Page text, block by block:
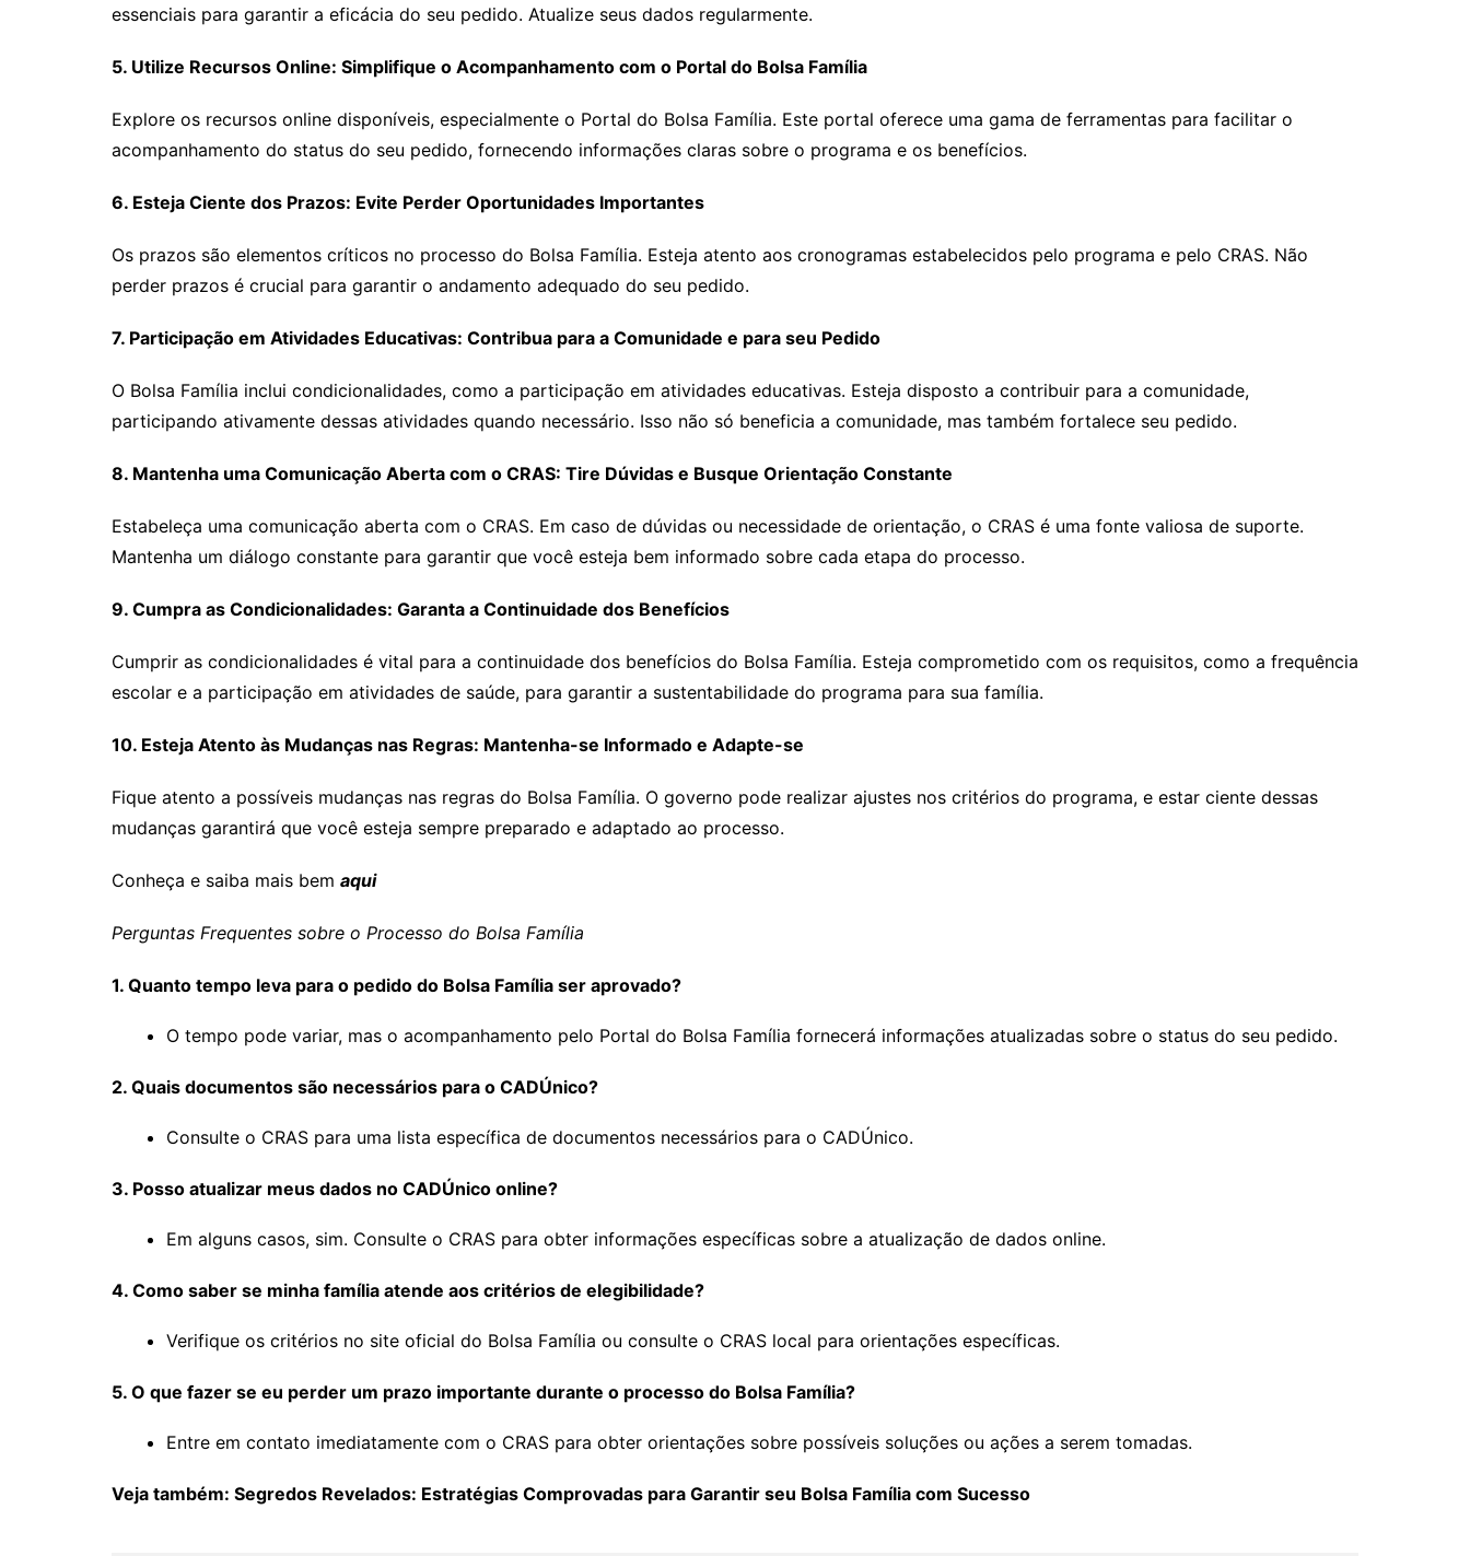
essenciais para garantir a eficácia do seu pedido. Atualize seus dados regularmente.
5. Utilize Recursos Online: Simplifique o Acompanhamento com o Portal do Bolsa Família
Explore os recursos online disponíveis, especialmente o Portal do Bolsa Família. Este portal oferece uma gama de ferramentas para facilitar o
acompanhamento do status do seu pedido, fornecendo informações claras sobre o programa e os benefícios.
6. Esteja Ciente dos Prazos: Evite Perder Oportunidades Importantes
Os prazos são elementos críticos no processo do Bolsa Família. Esteja atento aos cronogramas estabelecidos pelo programa e pelo CRAS. Não
perder prazos é crucial para garantir o andamento adequado do seu pedido.
7. Participação em Atividades Educativas: Contribua para a Comunidade e para seu Pedido
O Bolsa Família inclui condicionalidades, como a participação em atividades educativas. Esteja disposto a contribuir para a comunidade,
participando ativamente dessas atividades quando necessário. Isso não só beneficia a comunidade, mas também fortalece seu pedido.
8. Mantenha uma Comunicação Aberta com o CRAS: Tire Dúvidas e Busque Orientação Constante
Estabeleça uma comunicação aberta com o CRAS. Em caso de dúvidas ou necessidade de orientação, o CRAS é uma fonte valiosa de suporte.
Mantenha um diálogo constante para garantir que você esteja bem informado sobre cada etapa do processo.
9. Cumpra as Condicionalidades: Garanta a Continuidade dos Benefícios
Cumprir as condicionalidades é vital para a continuidade dos benefícios do Bolsa Família. Esteja comprometido com os requisitos, como a frequência
escolar e a participação em atividades de saúde, para garantir a sustentabilidade do programa para sua família.
10. Esteja Atento às Mudanças nas Regras: Mantenha-se Informado e Adapte-se
Fique atento a possíveis mudanças nas regras do Bolsa Família. O governo pode realizar ajustes nos critérios do programa, e estar ciente dessas
mudanças garantirá que você esteja sempre preparado e adaptado ao processo.
Conheça e saiba mais bem aqui
Perguntas Frequentes sobre o Processo do Bolsa Família
1. Quanto tempo leva para o pedido do Bolsa Família ser aprovado?
O tempo pode variar, mas o acompanhamento pelo Portal do Bolsa Família fornecerá informações atualizadas sobre o status do seu pedido.
2. Quais documentos são necessários para o CADÚnico?
Consulte o CRAS para uma lista específica de documentos necessários para o CADÚnico.
3. Posso atualizar meus dados no CADÚnico online?
Em alguns casos, sim. Consulte o CRAS para obter informações específicas sobre a atualização de dados online.
4. Como saber se minha família atende aos critérios de elegibilidade?
Verifique os critérios no site oficial do Bolsa Família ou consulte o CRAS local para orientações específicas.
5. O que fazer se eu perder um prazo importante durante o processo do Bolsa Família?
Entre em contato imediatamente com o CRAS para obter orientações sobre possíveis soluções ou ações a serem tomadas.
Veja também: Segredos Revelados: Estratégias Comprovadas para Garantir seu Bolsa Família com Sucesso